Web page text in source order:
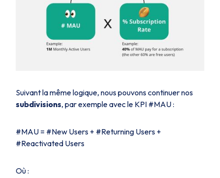
Suivant la même logique, nous pouvons continuer nos
subdivisions, par exemple avec le KPI #MAU :
#MAU = #New Users + #Returning Users +
#Reactivated Users
Où :